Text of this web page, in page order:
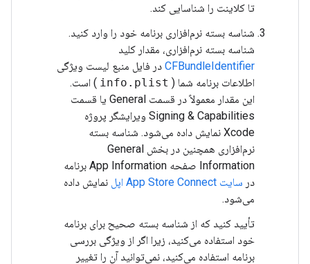
تا کلاینت را شناسایی کند.
شناسه بسته نرم‌افزاری برنامه خود را وارد کنید.
شناسه بسته نرم‌افزاری، مقدار کلید
CFBundleIdentifier در فایل منبع لیست ویژگی
اطلاعات برنامه شما ( info.plist ) است.
این مقدار معمولاً در قسمت General یا قسمت
Signing & Capabilities ویرایشگر پروژه
Xcode نمایش داده می‌شود. شناسه بسته
نرم‌افزاری همچنین در بخش General
Information صفحه App Information برنامه
در سایت App Store Connect اپل
نمایش داده
می‌شود.
تأیید کنید که از شناسه بسته صحیح برای برنامه
خود استفاده می‌کنید، زیرا اگر از ویژگی بررسی
برنامه استفاده می‌کنید، نمی‌توانید آن را تغییر